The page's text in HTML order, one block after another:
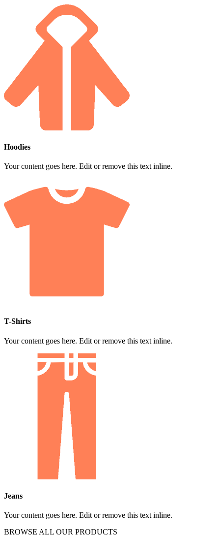
Hoodies
Your content goes here. Edit or remove this text inline.
T-Shirts
Your content goes here. Edit or remove this text inline.
Jeans
Your content goes here. Edit or remove this text inline.
BROWSE ALL OUR PRODUCTS